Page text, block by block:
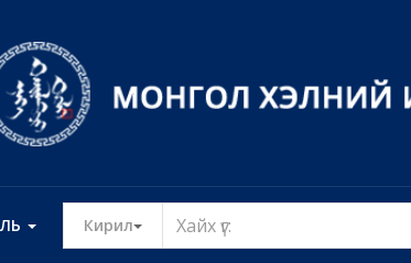
Кирил Toggle Dropdown